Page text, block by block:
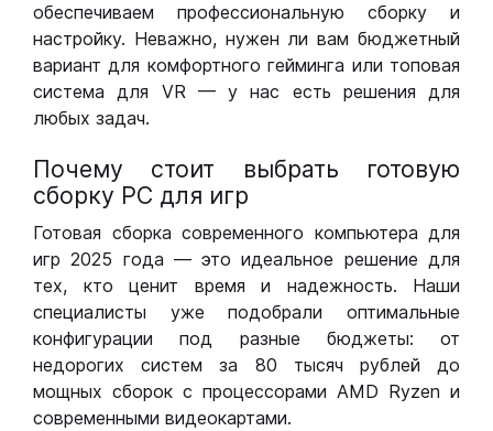
обеспечиваем профессиональную сборку и
настройку. Неважно, нужен ли вам бюджетный
вариант для комфортного гейминга или топовая
система для VR — у нас есть решения для
любых задач.
Почему стоит выбрать готовую
сборку РС для игр
Готовая сборка современного компьютера для
игр 2025 года — это идеальное решение для
тех, кто ценит время и надежность. Наши
специалисты уже подобрали оптимальные
конфигурации под разные бюджеты: от
недорогих систем за 80 тысяч рублей до
мощных сборок с процессорами AMD Ryzen и
современными видеокартами.